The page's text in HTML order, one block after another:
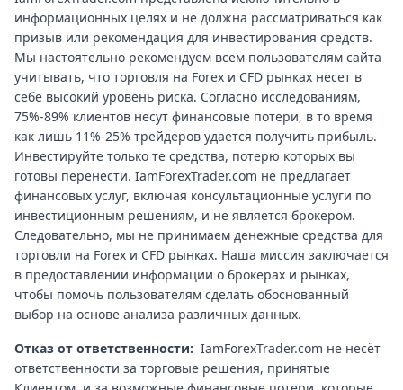
информационных целях и не должна рассматриваться как
призыв или рекомендация для инвестирования средств.
Мы настоятельно рекомендуем всем пользователям сайта
учитывать, что торговля на Forex и CFD рынках несет в
себе высокий уровень риска. Согласно исследованиям,
75%-89% клиентов несут финансовые потери, в то время
как лишь 11%-25% трейдеров удается получить прибыль.
Инвестируйте только те средства, потерю которых вы
готовы перенести. IamForexTrader.com не предлагает
финансовых услуг, включая консультационные услуги по
инвестиционным решениям, и не является брокером.
Следовательно, мы не принимаем денежные средства для
торговли на Forex и CFD рынках. Наша миссия заключается
в предоставлении информации о брокерах и рынках,
чтобы помочь пользователям сделать обоснованный
выбор на основе анализа различных данных.
Отказ от ответственности: IamForexTrader.com не несёт
ответственности за торговые решения, принятые